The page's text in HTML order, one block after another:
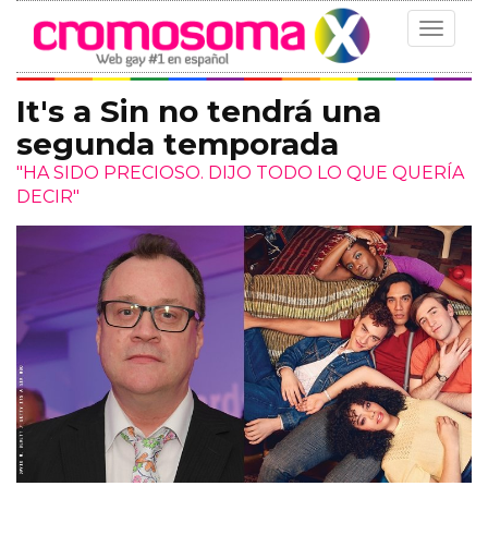
Toggle
It's a Sin no tendrá una
segunda temporada
"HA SIDO PRECIOSO. DIJO TODO LO QUE QUERÍA
DECIR"